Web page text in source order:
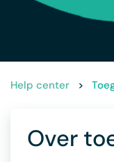
Help center >
Over